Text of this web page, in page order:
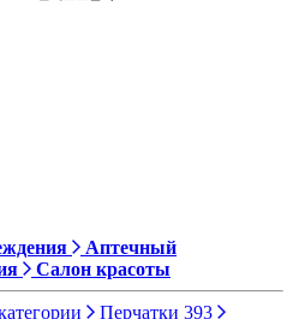
Аптечный
Салон красоты
Перчатки 393